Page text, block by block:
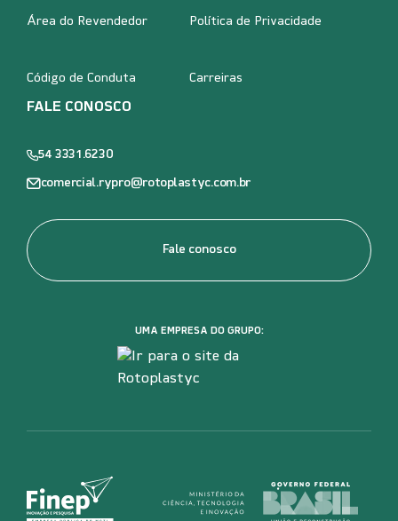
Área do Revendedor Política de Privacidade
Código de Conduta Carreiras
FALE CONOSCO
54 3331.6230
comercial.rypro@rotoplastyc.com.br
Fale conosco
UMA EMPRESA DO GRUPO: